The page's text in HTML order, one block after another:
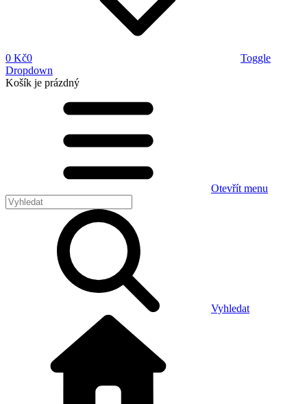
0 Kč0
Toggle
Dropdown
Košík je prázdný
Otevřít menu
Vyhledat